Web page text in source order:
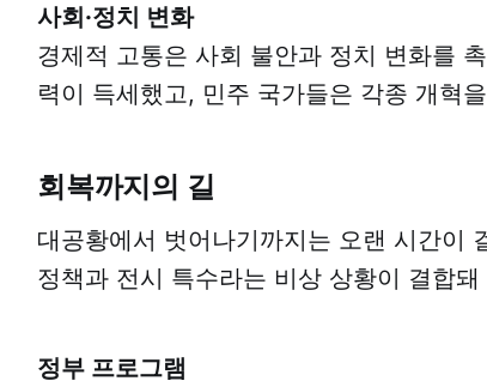
사회·정치 변화
경제적 고통은 사회 불안과 정치 변화를
력이 득세했고, 민주 국가들은 각종 개혁
회복까지의 길
대공황에서 벗어나기까지는 오랜 시간이
정책과 전시 특수라는 비상 상황이 결합
정부 프로그램